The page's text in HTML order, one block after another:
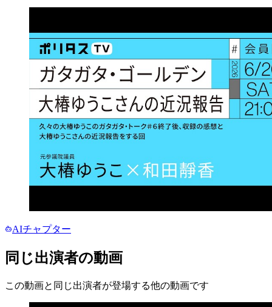
AIチャプター
同じ出演者の動画
この動画と同じ出演者が登場する他の動画です